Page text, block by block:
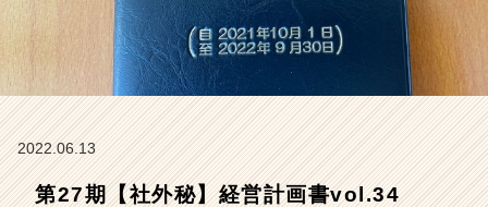
業
の
タ
イ
ム
|
2022.06.13
第27期【社外秘】経営計画書vol.34